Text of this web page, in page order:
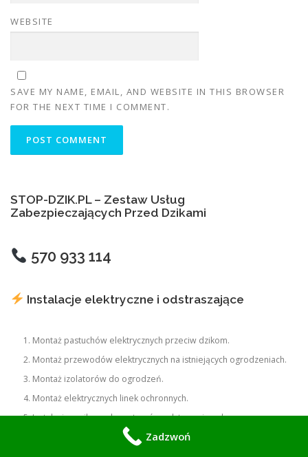
WEBSITE
SAVE MY NAME, EMAIL, AND WEBSITE IN THIS BROWSER
FOR THE NEXT TIME I COMMENT.
STOP-DZIK.PL – Zestaw Usług
Zabezpieczających Przed Dzikami
570 933 114
Instalacje elektryczne i odstraszające
Montaż pastuchów elektrycznych przeciw dzikom.
Montaż przewodów elektrycznych na istniejących ogrodzeniach.
Montaż izolatorów do ogrodzeń.
Montaż elektrycznych linek ochronnych.
Instalacja zasilaczy do systemów odstraszających.
Montaż akumulatorowych systemów zasilania.
Zadzwoń